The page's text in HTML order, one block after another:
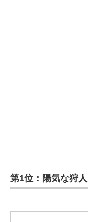
第1位：陽気な狩